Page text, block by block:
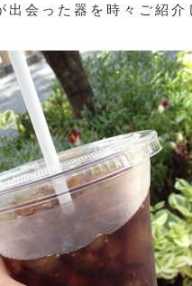
出会った器を時々ご紹介